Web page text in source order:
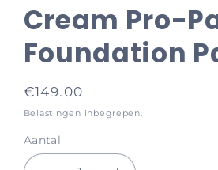
Cream Pro-
Foundation
Normale
prijs
€149.00
Belastingen inbegrepen.
Aantal